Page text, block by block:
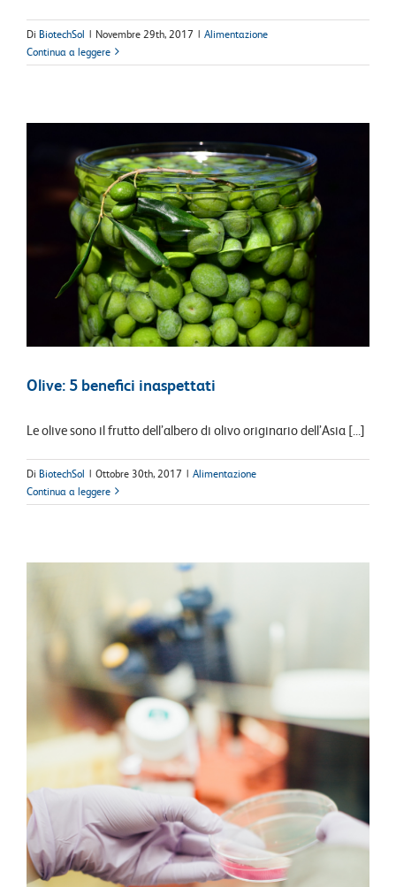
Di BiotechSol | Novembre 29th, 2017 | Alimentazione
Continua a leggere
Olive: 5 benefici inaspettati
Le olive sono il frutto dell’albero di olivo originario dell’Asia [...]
Di BiotechSol | Ottobre 30th, 2017 | Alimentazione
Continua a leggere